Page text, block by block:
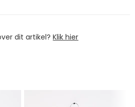
dit artikel?Klik hier